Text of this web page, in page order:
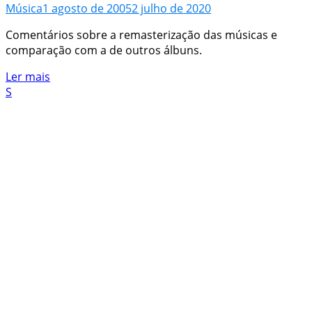
Música1 agosto de 20052 julho de 2020
Comentários sobre a remasterização das músicas e
comparação com a de outros álbuns.
Ler mais
S